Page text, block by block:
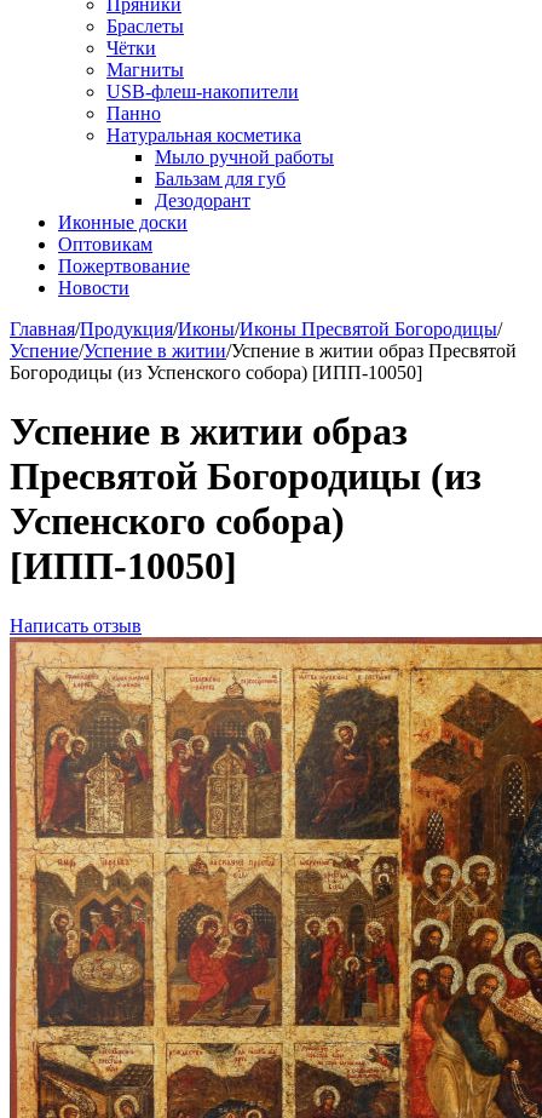
Пряники
Браслеты
Чётки
Магниты
USB-флеш-накопители
Панно
Натуральная косметика
Мыло ручной работы
Бальзам для губ
Дезодорант
Иконные доски
Оптовикам
Пожертвование
Новости
Главная/Продукция/Иконы/Иконы Пресвятой Богородицы/
Успение/Успение в житии/Успение в житии образ Пресвятой
Богородицы (из Успенского собора) [ИПП-10050]
Успение в житии образ
Пресвятой Богородицы (из
Успенского собора)
[ИПП-10050]
Написать отзыв